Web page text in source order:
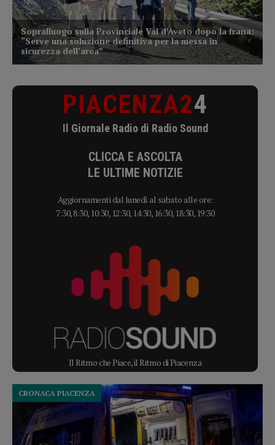
PIACENZA24
Il Giornale Radio di Radio Sound
CLICCA E ASCOLTA
LE ULTIME NOTIZIE
Aggiornamenti dal lunedì al sabato alle ore:
7:30, 8:30, 10:30, 12:30, 14:30, 16:30, 18:30, 19:30
Il Ritmo che Piace, il Ritmo di Piacenza
CRONACA PIACENZA